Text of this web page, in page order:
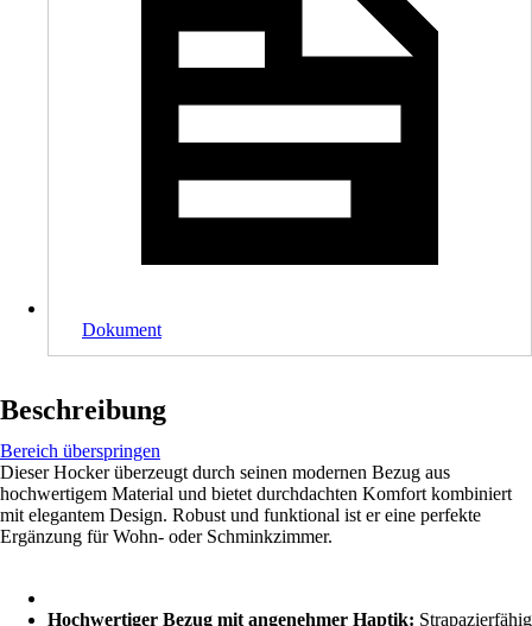
Dokument
Beschreibung
Bereich überspringen
Dieser Hocker überzeugt durch seinen modernen Bezug aus
hochwertigem Material und bietet durchdachten Komfort kombiniert
mit elegantem Design. Robust und funktional ist er eine perfekte
Ergänzung für Wohn- oder Schminkzimmer.
Hochwertiger Bezug mit angenehmer Haptik: Strapazierfähig